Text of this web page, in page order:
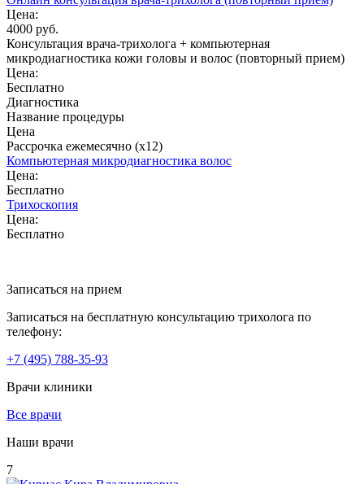
Цена:
4000 руб.
Консультация врача-трихолога + компьютерная
микродиагностика кожи головы и волос (повторный прием)
Цена:
Бесплатно
Диагностика
Название процедуры
Цена
Рассрочка ежемесячно (x12)
Компьютерная микродиагностика волос
Цена:
Бесплатно
Трихоскопия
Цена:
Бесплатно
Записаться на прием
Записаться на бесплатную консультацию трихолога по
телефону:
+7 (495) 788-35-93
Врачи клиники
Все врачи
Наши врачи
7